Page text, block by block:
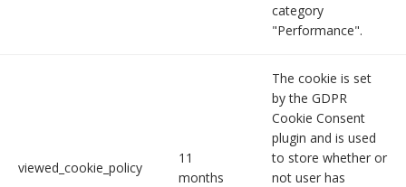
category
"Performance".
viewed_cookie_policy
11
months
The cookie is set
by the GDPR
Cookie Consent
plugin and is used
to store whether or
not user has